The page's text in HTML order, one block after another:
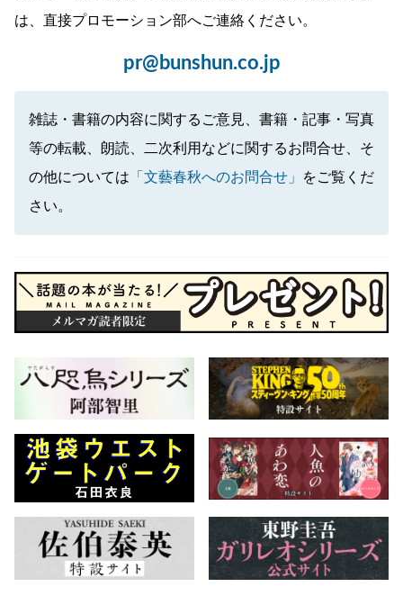
は、直接プロモーション部へご連絡ください。
pr@bunshun.co.jp
雑誌・書籍の内容に関するご意見、書籍・記事・写真
等の転載、朗読、二次利用などに関するお問合せ、そ
の他については 「文藝春秋へのお問合せ」
をご覧くだ
さい。